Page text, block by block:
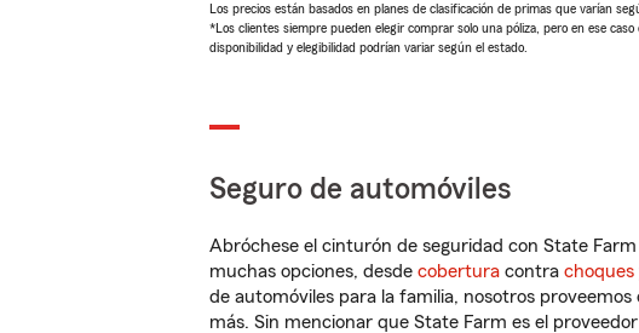
Los precios están basados en planes de clasificación de primas que varían
*Los clientes siempre pueden elegir comprar solo una póliza, pero en ese
disponibilidad y elegibilidad podrían variar según el estado.
Seguro de automóviles
Abróchese el cinturón de seguridad con State
muchas opciones, desde cobertura contra choques
de automóviles para la familia, nosotros
más. Sin mencionar que State Farm es el